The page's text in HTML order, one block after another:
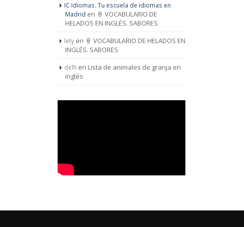
IC Idiomas. Tu escuela de idiomas en
Madrid en 🍦 VOCABULARIO DE
HELADOS EN INGLÉS. SABORES
lety en 🍦 VOCABULARIO DE HELADOS EN
INGLÉS. SABORES
delfi en Lista de animales de granja en
inglés